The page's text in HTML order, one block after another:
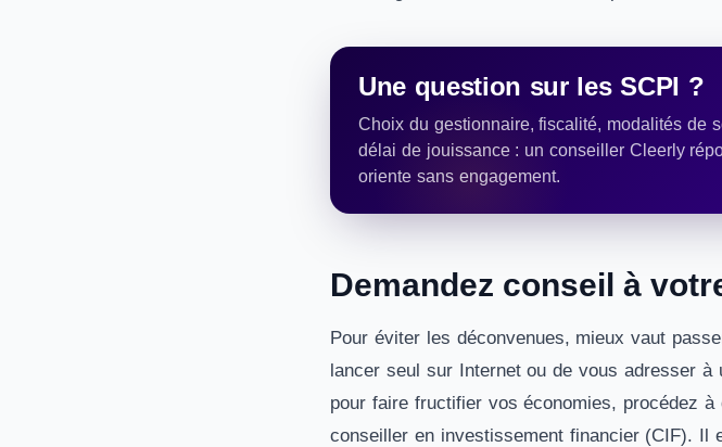
Une question sur les SCPI ?
Choix du gestionnaire, fiscalité, modalités de
délai de jouissance : un conseiller Cleerly
oriente sans engagement.
Demandez conseil à
Pour éviter les déconvenues, mieux vaut
lancer seul sur Internet ou de vous adresser
pour faire fructifier vos économies, procédez
conseiller en investissement financier (CIF). Il